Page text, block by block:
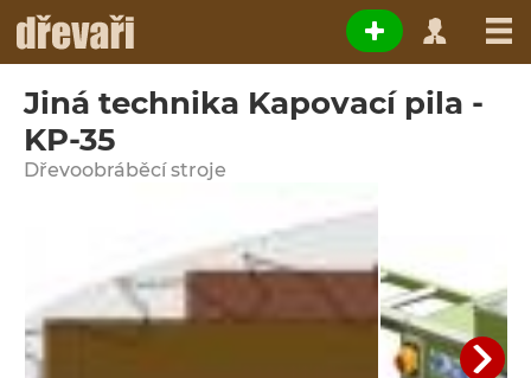
Jiná technika Kapovací pila -
KP-35
Dřevoobráběcí stroje